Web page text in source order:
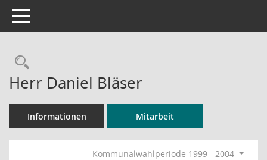
Toggle navigation
Rechercheauswahl
Herr Daniel Bläser
Informationen Mitarbeit
Kommunalwahlperiode 1999 - 2004